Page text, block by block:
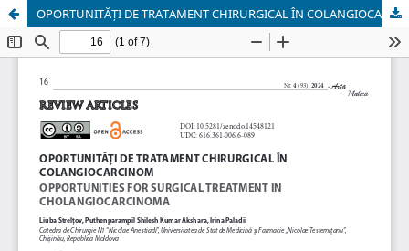
OPORTUNITĂȚI DE TRATAMENT CHIRURGICAL ÎN COLANGIOCARCINOM